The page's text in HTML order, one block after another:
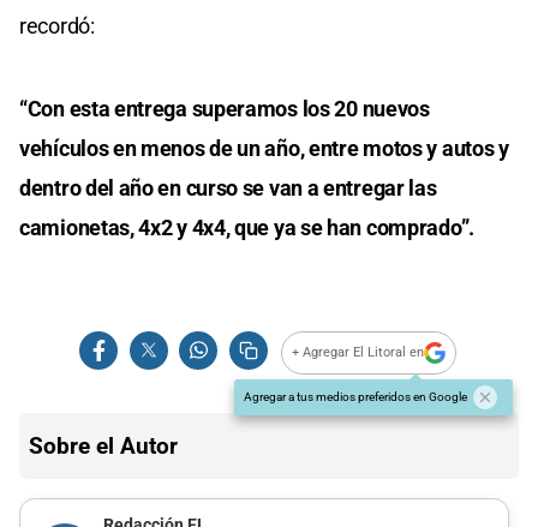
recordó:
“Con esta entrega superamos los 20 nuevos
vehículos en menos de un año, entre motos y autos y
dentro del año en curso se van a entregar las
camionetas, 4x2 y 4x4, que ya se han comprado”.
+ Agregar El Litoral en
Agregar a tus medios preferidos en Google
Sobre el Autor